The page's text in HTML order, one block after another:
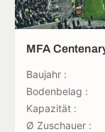
MFA
Baujahr :
Bodenbelag :
Kapazität :
Ø Zuschauer :